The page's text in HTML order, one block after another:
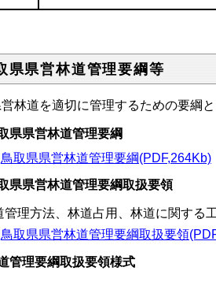
県県営林道管理要綱等
道を適切に管理するための要綱と
県県営林道管理要綱
鳥取県県営林道管理要綱(PDF,264Kb)
県県営林道管理要綱取扱要領
管理方法、林道占用、林道に関する
鳥取県県営林道管理要綱取扱要領
管理要綱取扱要領様式